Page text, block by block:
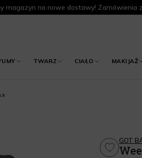
magazyn na nowe dostawy! Zamówienia
TWARZ CIAŁO MAKIJAŻ
GOT